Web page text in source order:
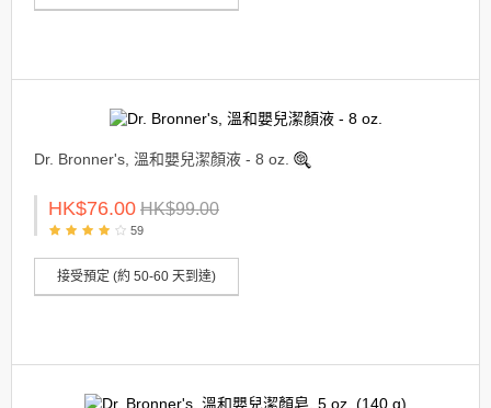
Dr. Bronner's, 溫和嬰兒潔顏液 - 8 oz.
HK$76.00 HK$99.00
59
接受預定 (約 50-60 天到達)